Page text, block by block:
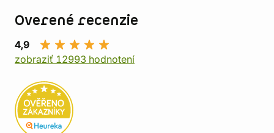
Overené recenzie
4,9
zobraziť 12993 hodnotení